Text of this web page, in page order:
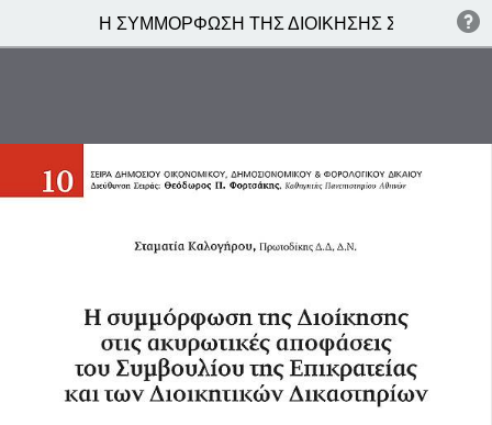
Η ΣΥΜΜΟΡΦΩΣΗ ΤΗΣ ΔΙΟΙΚΗΣΗΣ ΣΤΙΣ